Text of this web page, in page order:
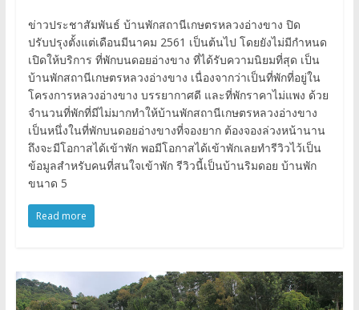
ข่าวประชาสัมพันธ์ บ้านพักสถานีเกษตรหลวงอ่างขาง ปิด
ปรับปรุงตั้งแต่เดือนมีนาคม 2561 เป็นต้นไป โดยยังไม่มีกำหนด
เปิดให้บริการ ที่พักบนดอยอ่างขาง ที่ได้รับความนิยมที่สุด เป็น
บ้านพักสถานีเกษตรหลวงอ่างขาง เนื่องจากว่าเป็นที่พักที่อยู่ใน
โครงการหลวงอ่างขาง บรรยากาศดี และที่พักราคาไม่แพง ด้วย
จำนวนที่พักที่มีไม่มากทำให้บ้านพักสถานีเกษตรหลวงอ่างขาง
เป็นหนึ่งในที่พักบนดอยอ่างขางที่จองยาก ต้องจองล่วงหน้านาน
ถึงจะมีโอกาสได้เข้าพัก พอมีโอกาสได้เข้าพักเลยทำรีวิวไว้เป็น
ข้อมูลสำหรับคนที่สนใจเข้าพัก รีวิวนี้เป็นบ้านริมดอย บ้านพัก
ขนาด 5
Read more